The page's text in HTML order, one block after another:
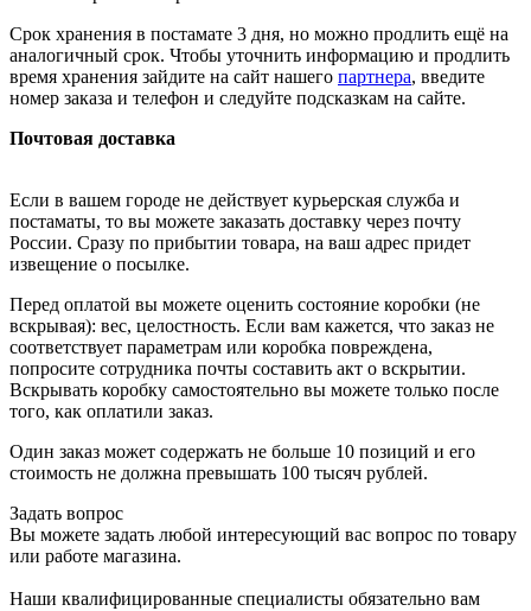
Срок хранения в постамате 3 дня, но можно продлить ещё на
аналогичный срок. Чтобы уточнить информацию и продлить
время хранения зайдите на сайт нашего партнера, введите
номер заказа и телефон и следуйте подсказкам на сайте.
Почтовая доставка
Если в вашем городе не действует курьерская служба и
постаматы, то вы можете заказать доставку через почту
России. Сразу по прибытии товара, на ваш адрес придет
извещение о посылке.
Перед оплатой вы можете оценить состояние коробки (не
вскрывая): вес, целостность. Если вам кажется, что заказ не
соответствует параметрам или коробка повреждена,
попросите сотрудника почты составить акт о вскрытии.
Вскрывать коробку самостоятельно вы можете только после
того, как оплатили заказ.
Один заказ может содержать не больше 10 позиций и его
стоимость не должна превышать 100 тысяч рублей.
Задать вопрос
Вы можете задать любой интересующий вас вопрос по товару
или работе магазина.
Наши квалифицированные специалисты обязательно вам